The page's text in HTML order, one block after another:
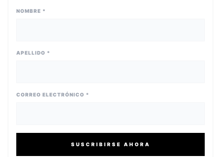
NOMBRE *
APELLIDO *
CORREO ELECTRÓNICO *
SUSCRIBIRSE AHORA